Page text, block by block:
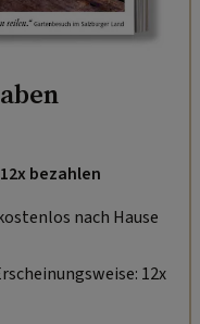
bezahlen
nach Hause
12x